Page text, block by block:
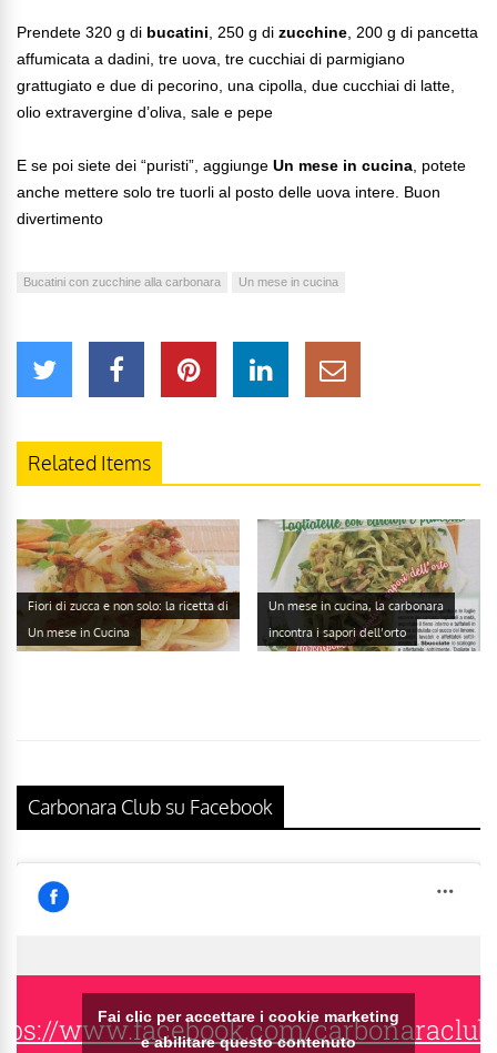
Prendete 320 g di bucatini , 250 g di zucchine , 200 g di pancetta
affumicata a dadini, tre uova, tre cucchiai di parmigiano
grattugiato e due di pecorino, una cipolla, due cucchiai di latte,
olio extravergine d’oliva, sale e pepe
E se poi siete dei “puristi”, aggiunge Un mese in cucina , potete
anche mettere solo tre tuorli al posto delle uova intere. Buon
divertimento
Bucatini con zucchine alla carbonara Un mese in cucina
Related Items
Fiori di zucca e non solo: la ricetta di
Un mese in Cucina
Un mese in cucina, la carbonara
incontra i sapori dell’orto
Carbonara Club su Facebook
www.facebook.com/
Fai clic per accettare i cookie marketing
e abilitare questo contenuto